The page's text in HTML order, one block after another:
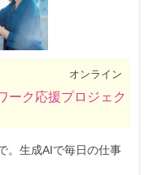
オンライン
ク応援プロジェク
。生成AIで毎日の仕事